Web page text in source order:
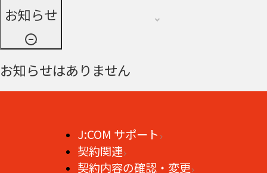
お知らせ
お知らせはありません
J:COM サポート
契約関連
契約内容の確認・変更